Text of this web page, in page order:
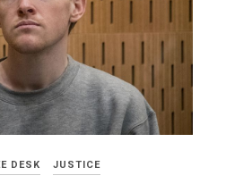
DESK JUSTICE